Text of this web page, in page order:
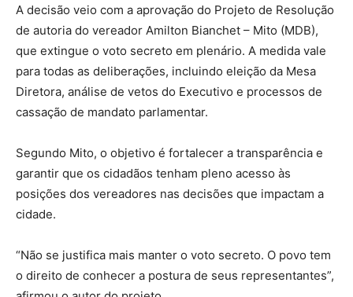
A decisão veio com a aprovação do Projeto de Resolução
de autoria do vereador Amilton Bianchet – Mito (MDB),
que extingue o voto secreto em plenário. A medida vale
para todas as deliberações, incluindo eleição da Mesa
Diretora, análise de vetos do Executivo e processos de
cassação de mandato parlamentar.
Segundo Mito, o objetivo é fortalecer a transparência e
garantir que os cidadãos tenham pleno acesso às
posições dos vereadores nas decisões que impactam a
cidade.
“Não se justifica mais manter o voto secreto. O povo tem
o direito de conhecer a postura de seus representantes”,